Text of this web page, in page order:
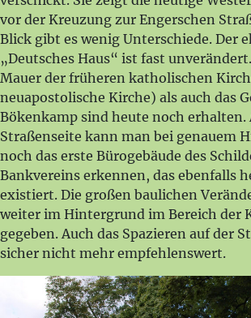
vor der Kreuzung zur Engerschen
Blick gibt es wenig Unterschiede. Der
„Deutsches Haus“ ist fast
Mauer der früheren katholischen
neuapostolische Kirche) als auch das
Bökenkamp sind heute noch erhalten.
Straßenseite kann man bei genauem
noch das erste Bürogebäude des
Bankvereins erkennen, das ebenfalls
existiert. Die großen baulichen
weiter im Hintergrund im Bereich der
gegeben. Auch das Spazieren auf der
sicher nicht mehr empfehlenswert.